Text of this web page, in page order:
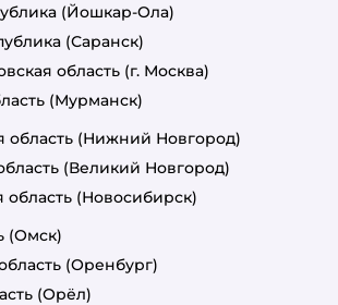
(Йошкар-Ола)
(Саранск)
область (г. Москва)
(Мурманск)
область (Нижний Новгород)
(Великий Новгород)
область (Новосибирск)
(Омск)
(Оренбург)
(Орёл)